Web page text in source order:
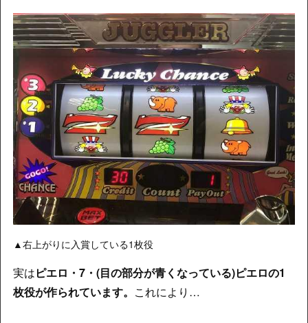
▲右上がりに入賞している1枚役
実はピエロ・7・(目の部分が青くなっている)ピエロの1
枚役が作られています。 これにより…